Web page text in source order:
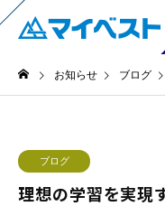
お知らせ ブログ
ブログ
理想の学習を実現